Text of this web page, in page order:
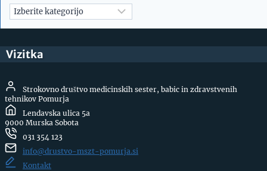
Arhivi
Vizitka
Strokovno društvo medicinskih sester, babic in zdravstvenih
tehnikov Pomurja
Lendavska ulica 5a
9000 Murska Sobota
031 354 123
info@drustvo-mszt-pomurja.si
Kontakt